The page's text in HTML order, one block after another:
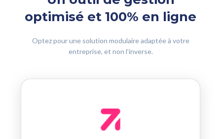
optimisé et 100% en ligne
Optez pour une solution modulaire adaptée à votre
entreprise, et non l’inverse.